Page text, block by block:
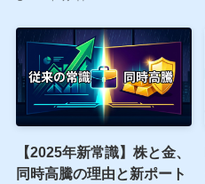
【2025年新常識】株と金、
同時高騰の理由と新ポート